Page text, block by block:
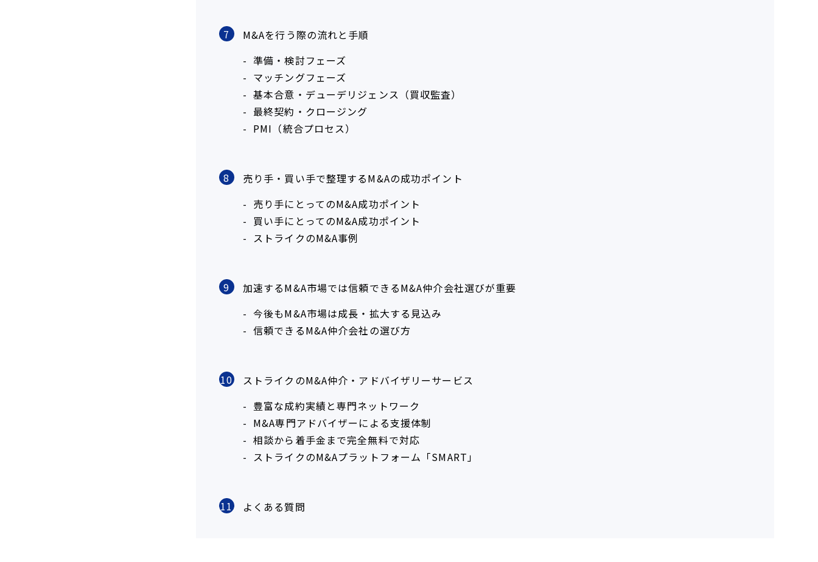
7
M&Aを行う際の流れと手順
準備・検討フェーズ
マッチングフェーズ
基本合意・デューデリジェンス（買収監査）
最終契約・クロージング
PMI（統合プロセス）
8
売り手・買い手で整理するM&Aの成功ポイント
売り手にとってのM&A成功ポイント
買い手にとってのM&A成功ポイント
ストライクのM&A事例
9
加速するM&A市場では信頼できるM&A仲介会社選びが重要
今後もM&A市場は成長・拡大する見込み
信頼できるM&A仲介会社の選び方
10
ストライクのM&A仲介・アドバイザリーサービス
豊富な成約実績と専門ネットワーク
M&A専門アドバイザーによる支援体制
相談から着手金まで完全無料で対応
ストライクのM&Aプラットフォーム「SMART」
11 よくある質問